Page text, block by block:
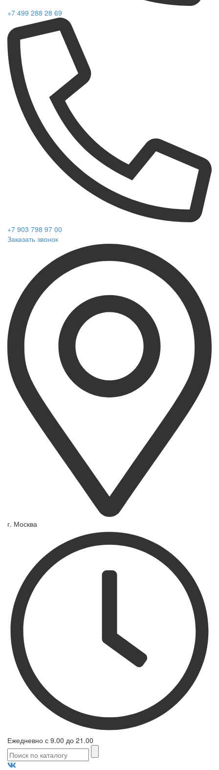
+7 499 288 28 69
+7 903 798 97 00
Заказать звонок
г. Москва
Ежедневно с 9.00 до 21.00